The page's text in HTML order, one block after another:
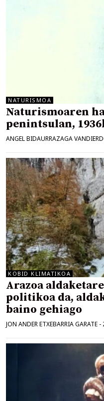
NATURISMOA
Naturismoaren
penintsulan,
ANGEL BIDAURRAZAGA
KOBID KLIMATIKOA
Arazoa
politikoa da,
baino gehiago
JON ANDER ETXEBARRIA GARATE -